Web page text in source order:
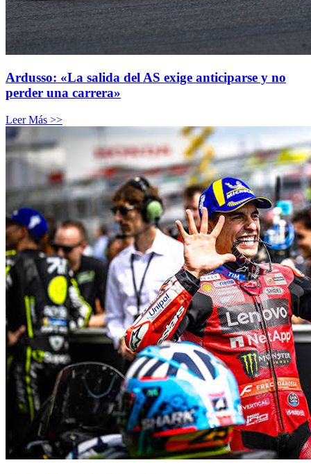
Ardusso: «La salida del AS exige anticiparse y no
perder una carrera»
Leer Más >>